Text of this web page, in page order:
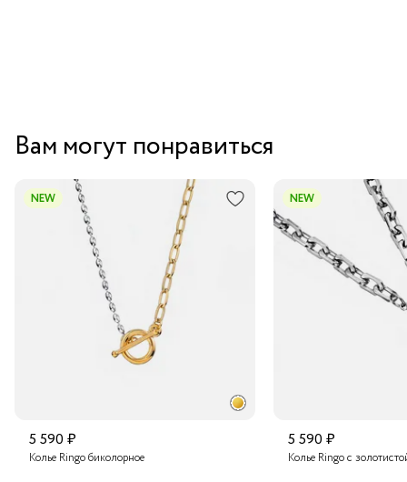
Вам могут понравиться
NEW
5 590 ₽
Колье Ringo биколорное
NEW
5 590 ₽
Колье Ringo с